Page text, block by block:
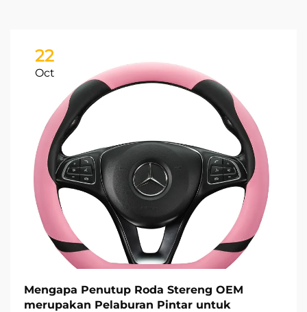
22
Oct
Mengapa Penutup Roda Stereng OEM
merupakan Pelaburan Pintar untuk